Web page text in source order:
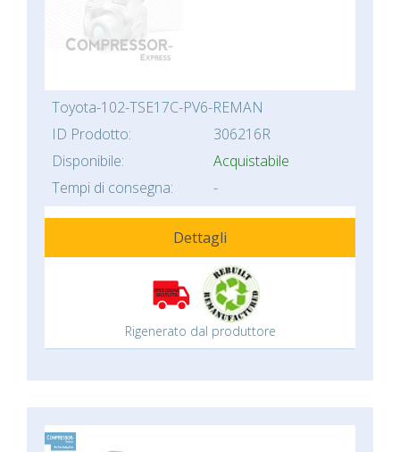
Toyota-102-TSE17C-PV6-REMAN
ID Prodotto:
306216R
Disponibile:
Acquistabile
Tempi di consegna:
-
Dettagli
Rigenerato dal produttore